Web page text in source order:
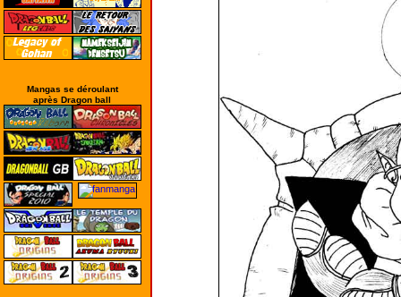
Mangas se déroulant
après Dragon ball